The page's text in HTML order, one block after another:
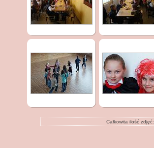
Całkowita ilość zdjęć: